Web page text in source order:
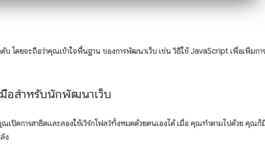
โดยจะถือว่าคุณเข้าใจพื้นฐาน ของการพัฒนาเว็บ เช่น วิธีใช้ JavaScript เพื่อเพิ่มกา
มือสำหรับนักพัฒนาเว็บ
ปิดการสาธิตและลองใช้เวิร์กโฟลว์ทั้งหมดด้วยตนเองได้ เมื่อ คุณทำตามไปด้วย คุณก็
ง